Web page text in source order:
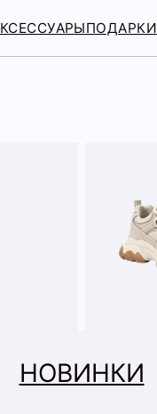
ПОДАРКИ
НОВИНКИ